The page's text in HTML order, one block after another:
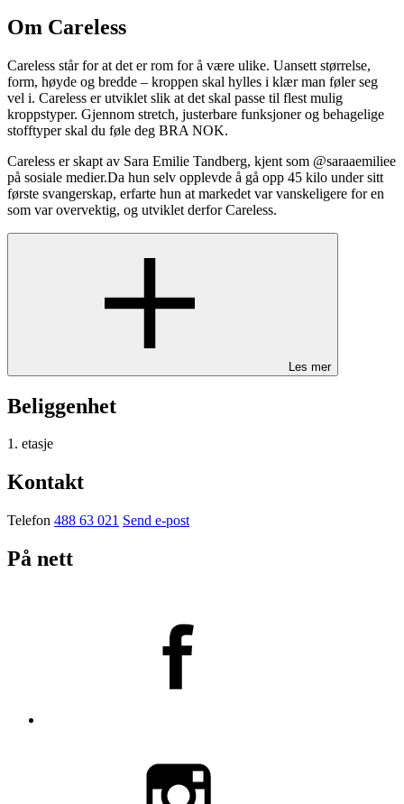
Om Careless
Careless står for at det er rom for å være ulike. Uansett størrelse,
form, høyde og bredde – kroppen skal hylles i klær man føler seg
vel i. Careless er utviklet slik at det skal passe til flest mulig
kroppstyper. Gjennom stretch, justerbare funksjoner og behagelige
stofftyper skal du føle deg BRA NOK.
Careless er skapt av Sara Emilie Tandberg, kjent som @saraaemiliee
på sosiale medier.Da hun selv opplevde å gå opp 45 kilo under sitt
første svangerskap, erfarte hun at markedet var vanskeligere for en
som var overvektig, og utviklet derfor Careless.
Les mer
Beliggenhet
1. etasje
Kontakt
Telefon 488 63 021 Send e-post
På nett